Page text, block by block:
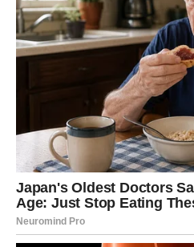
reaguje drugačije. Ljudi vas
imaju težinu. Vaša tišina ima
KARMIČKO
PRAVDA DOLAZI
Ako vas je neko povredio –
gorčine.
Ako ste ulagali trud bez
zahvalnost.
Ako ste se pitali da li je